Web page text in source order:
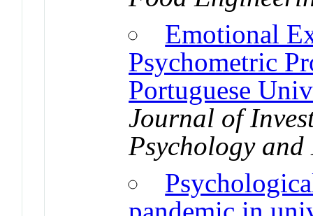
Emotional
Psychometric
Portuguese
Journal of
Psychology